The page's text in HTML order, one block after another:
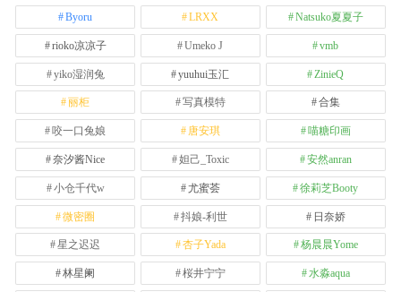
Byoru LRXX Natsuko夏夏子
rioko凉凉子 Umeko J vmb
yiko湿润兔 yuuhui玉汇 ZinieQ
丽柜 写真模特 合集
咬一口兔娘 唐安琪 喵糖印画
奈汐酱Nice 妲己_Toxic 安然anran
小仓千代w 尤蜜荟 徐莉芝Booty
微密圈 抖娘-利世 日奈娇
星之迟迟 杏子Yada 杨晨晨Yome
林星阑 桜井宁宁 水淼aqua